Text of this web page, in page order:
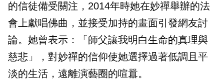
的信徒備受關注，2014年時她在妙禪舉辦的法
會上獻唱佛曲，並接受加持的畫面引發網友討
論。她曾表示：「師父讓我明白生命的真理與
慈悲」，對妙禪的信仰使她選擇過著低調且平
淡的生活，遠離演藝圈的喧囂。